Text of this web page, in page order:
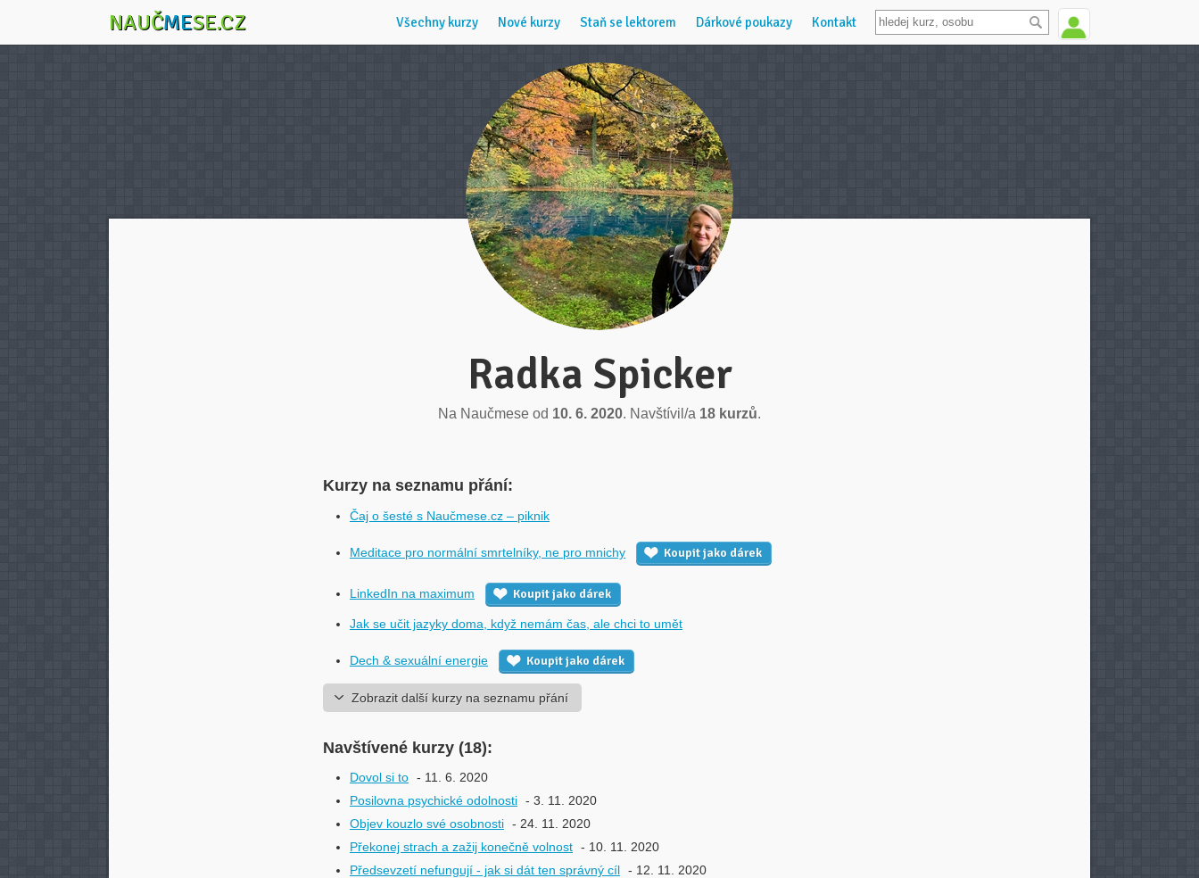
NAUČMESE.CZ Všechny kurzy Nové kurzy Staň se lektorem Dárkové poukazy Kontakt
Radka Spicker
Na Naučmese od 10. 6. 2020. Navštívil/a 18 kurzů.
Kurzy na seznamu přání:
Čaj o šesté s Naučmese.cz – piknik
Meditace pro normální smrtelníky, ne pro mnichy Koupit jako dárek
LinkedIn na maximum Koupit jako dárek
Jak se učit jazyky doma, když nemám čas, ale chci to umět
Dech & sexuální energie Koupit jako dárek
Zobrazit další kurzy na seznamu přání
Navštívené kurzy (18):
Dovol si to - 11. 6. 2020
Posilovna psychické odolnosti - 3. 11. 2020
Objev kouzlo své osobnosti - 24. 11. 2020
Překonej strach a zažij konečně volnost - 10. 11. 2020
Předsevzetí nefungují - jak si dát ten správný cíl - 12. 11. 2020